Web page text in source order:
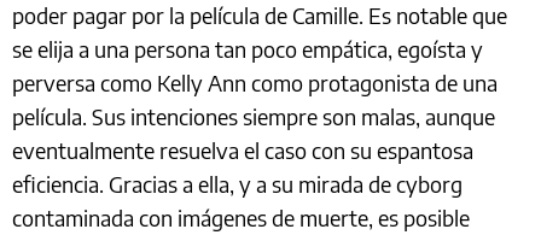
poder pagar por la película de Camille. Es notable que
se elija a una persona tan poco empática, egoísta y
perversa como Kelly Ann como protagonista de una
película. Sus intenciones siempre son malas, aunque
eventualmente resuelva el caso con su espantosa
eficiencia. Gracias a ella, y a su mirada de cyborg
contaminada con imágenes de muerte, es posible